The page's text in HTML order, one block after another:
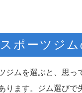
ポーツジ
ジムを選ぶと、思
ります。ジム選び